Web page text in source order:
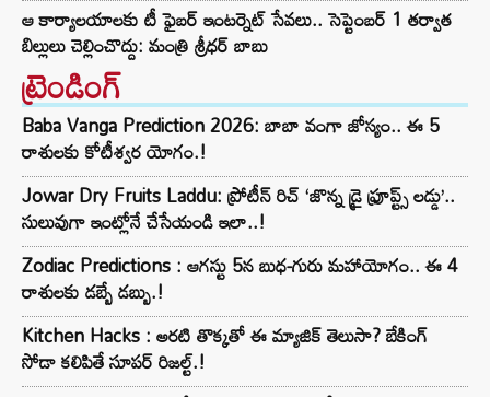
ఆ కార్యాలయాలకు టీ ఫైబర్ ఇంటర్నెట్ సేవలు.. సెప్టెంబర్ 1 తర్వాత
బిల్లులు చెల్లించొద్దు: మంత్రి శ్రీధర్ బాబు
ట్రెండింగ్‌
Baba Vanga Prediction 2026: బాబా వంగా జోస్యం.. ఈ 5
రాశులకు కోటీశ్వర యోగం.!
Jowar Dry Fruits Laddu: ప్రోటీన్ రిచ్ ‘జొన్న డ్రై ఫ్రూప్ట్స్ లడ్డు’..
సులువుగా ఇంట్లోనే చేసేయండి ఇలా..!
Zodiac Predictions : ఆగస్టు 5న బుధ-గురు మహాయోగం.. ఈ 4
రాశులకు డబ్బే డబ్బు.!
Kitchen Hacks : అరటి తొక్కతో ఈ మ్యాజిక్ తెలుసా? బేకింగ్
సోడా కలిపితే సూపర్ రిజల్ట్.!